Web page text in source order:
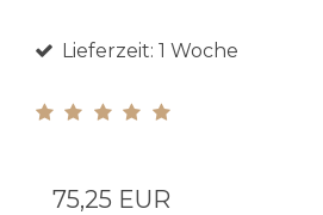
Lieferzeit: 1 Woche
75,25 EUR